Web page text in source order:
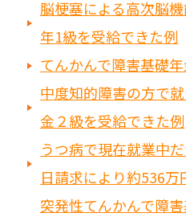
脳梗塞による高次脳
年1級を受給できた例
てんかんで障害基礎
中度知的障害の方で
金２級を受給できた例
うつ病で現在就業中
日請求により約536万
突発性てんかんで障